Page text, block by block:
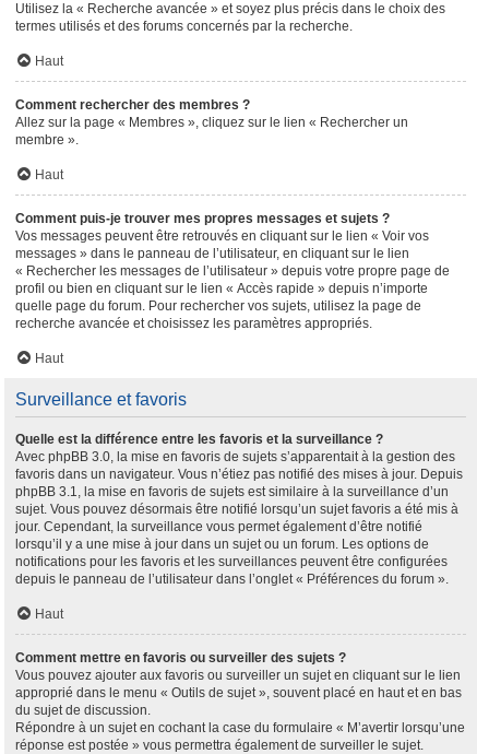
Utilisez la « Recherche avancée » et soyez plus précis dans le choix des
termes utilisés et des forums concernés par la recherche.
Haut
Comment rechercher des membres ?
Allez sur la page « Membres », cliquez sur le lien « Rechercher un
membre ».
Haut
Comment puis-je trouver mes propres messages et sujets ?
Vos messages peuvent être retrouvés en cliquant sur le lien « Voir vos
messages » dans le panneau de l’utilisateur, en cliquant sur le lien
« Rechercher les messages de l’utilisateur » depuis votre propre page de
profil ou bien en cliquant sur le lien « Accès rapide » depuis n’importe
quelle page du forum. Pour rechercher vos sujets, utilisez la page de
recherche avancée et choisissez les paramètres appropriés.
Haut
Surveillance et favoris
Quelle est la différence entre les favoris et la surveillance ?
Avec phpBB 3.0, la mise en favoris de sujets s’apparentait à la gestion des
favoris dans un navigateur. Vous n’étiez pas notifié des mises à jour. Depuis
phpBB 3.1, la mise en favoris de sujets est similaire à la surveillance d’un
sujet. Vous pouvez désormais être notifié lorsqu’un sujet favoris a été mis à
jour. Cependant, la surveillance vous permet également d’être notifié
lorsqu’il y a une mise à jour dans un sujet ou un forum. Les options de
notifications pour les favoris et les surveillances peuvent être configurées
depuis le panneau de l’utilisateur dans l’onglet « Préférences du forum ».
Haut
Comment mettre en favoris ou surveiller des sujets ?
Vous pouvez ajouter aux favoris ou surveiller un sujet en cliquant sur le lien
approprié dans le menu « Outils de sujet », souvent placé en haut et en bas
du sujet de discussion.
Répondre à un sujet en cochant la case du formulaire « M’avertir lorsqu’une
réponse est postée » vous permettra également de surveiller le sujet.